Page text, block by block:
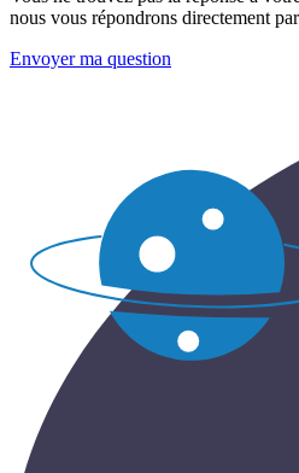
nous vous répondrons directement
Envoyer ma question